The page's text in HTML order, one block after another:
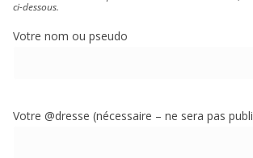
ci-dessous.
Votre nom ou pseudo
Votre @dresse (néces­saire – ne sera pas